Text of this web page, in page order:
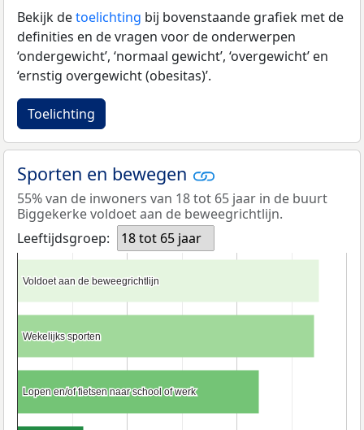
Bekijk detoelichting bij bovenstaande grafiek met de
definities en de vragen voor de onderwerpen
‘ondergewicht’, ‘normaal gewicht’, ‘overgewicht’ en
‘ernstig overgewicht (obesitas)’.
Toelichting
Sporten en bewegen
55% van de inwoners van 18 tot 65 jaar in de buurt
Biggekerke voldoet aan de beweegrichtlijn.
Leeftijdsgroep:
18 tot 65 jaar
Voldoet aan de beweegrichtlijn
Voldoet aan de beweegrichtlijn
Wekelijks sporten
Wekelijks sporten
Lopen en/of fietsen naar school of werk
Lopen en/of fietsen naar school of werk